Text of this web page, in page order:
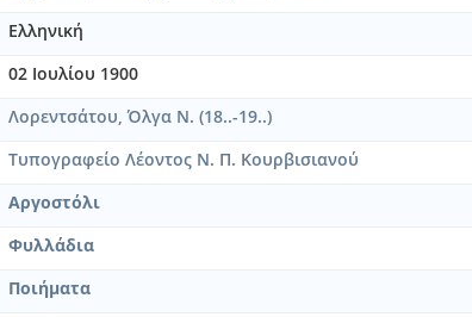
Ελληνική
02 Ιουλίου 1900
Λορεντσάτου, Όλγα Ν. (18..-19..)
Τυπογραφείο Λέοντος Ν. Π. Κουρβισιανού
Αργοστόλι
Φυλλάδια
Ποιήματα